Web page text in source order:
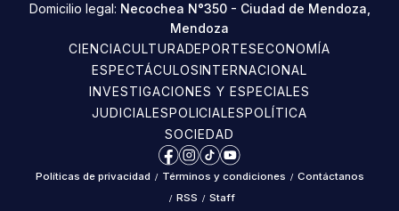
Domicilio legal: Necochea N°350 - Ciudad de Mendoza,
Mendoza
CIENCIACULTURADEPORTESECONOMÍA
ESPECTÁCULOSINTERNACIONAL
INVESTIGACIONES Y ESPECIALES
JUDICIALESPOLICIALESPOLÍTICA
SOCIEDAD
Facebook
Instagram
TikTokYouTube
Políticas de privacidad / Términos y condiciones / Contáctanos
/ RSS / Staff